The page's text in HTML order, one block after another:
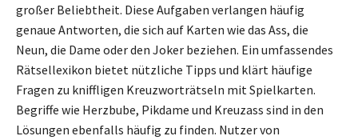
großer Beliebtheit. Diese Aufgaben verlangen häufig
genaue Antworten, die sich auf Karten wie das Ass, die
Neun, die Dame oder den Joker beziehen. Ein umfassendes
Rätsellexikon bietet nützliche Tipps und klärt häufige
Fragen zu kniffligen Kreuzworträtseln mit Spielkarten.
Begriffe wie Herzbube, Pikdame und Kreuzass sind in den
Lösungen ebenfalls häufig zu finden. Nutzer von